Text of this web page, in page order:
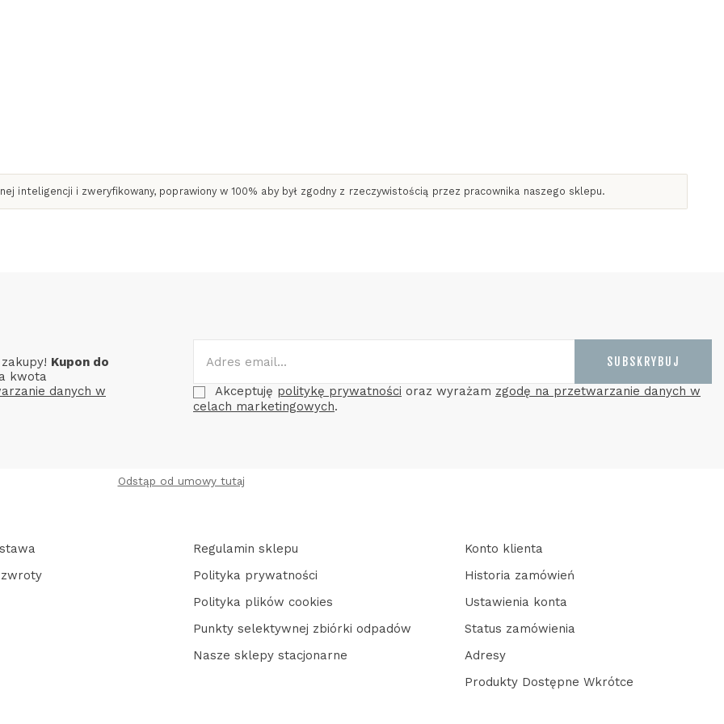
inteligencji i zweryfikowany, poprawiony w 100% aby był zgodny z rzeczywistością przez pracownika naszego sklepu.
Kupon do
kwota
danych w
SUBSKRYBUJ
Akceptuję politykę prywatności oraz wyrażam zgodę na przetwarzanie danych w
celach marketingowych.
Odstąp od umowy tutaj
zwroty
Regulamin sklepu
Polityka prywatności
Polityka plików cookies
Punkty selektywnej zbiórki odpadów
Nasze sklepy stacjonarne
Konto klienta
Historia zamówień
Ustawienia konta
Status zamówienia
Adresy
Produkty Dostępne Wkrótce